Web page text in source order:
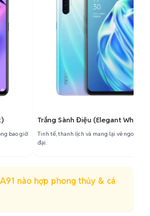
bao giờ
Trắng Sành Điệu (Elegant White)
Tinh tế, thanh lịch và mang lại vẻ ngoài
đại.
nào hợp phong thủy & cá